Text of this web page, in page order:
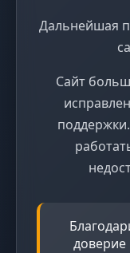
Дальнейшая
Сайт
доверие